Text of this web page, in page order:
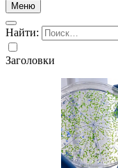
Меню
Найти:
Заголовки